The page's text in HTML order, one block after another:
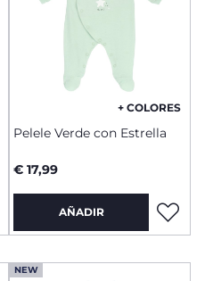
+ COLORES
Pelele Verde con Estrella
€ 17,99
AÑADIR
NEW